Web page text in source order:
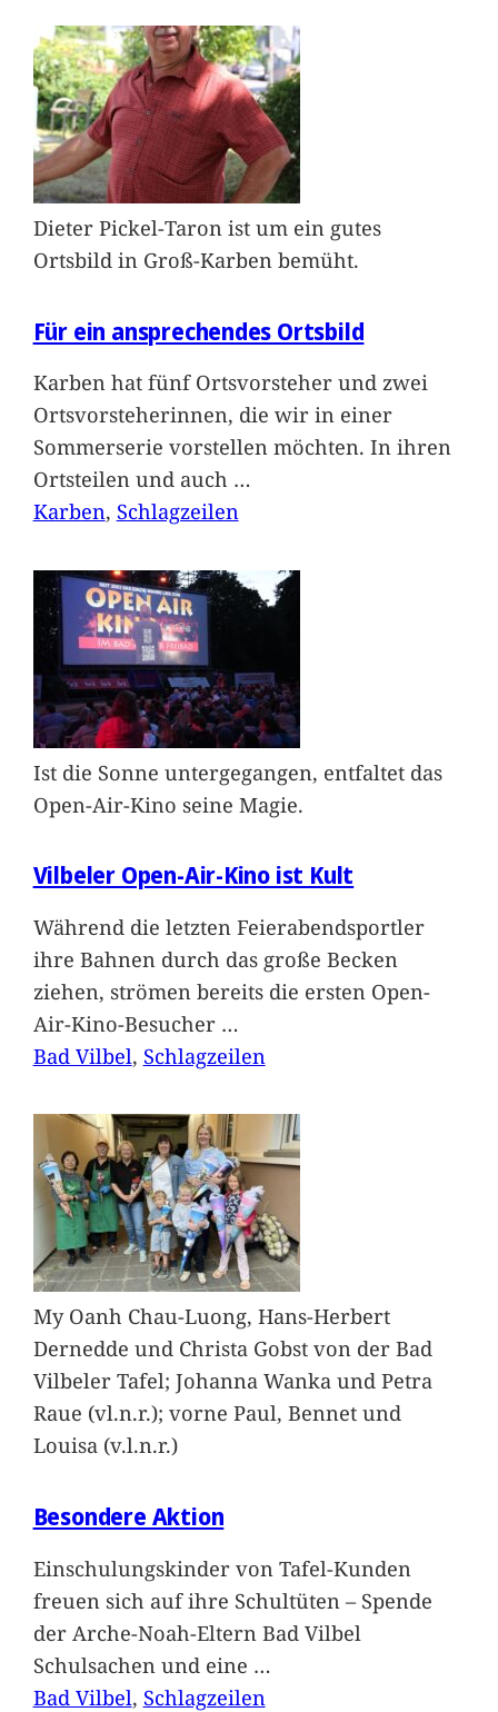
Dieter Pickel-Taron ist um ein gutes
Ortsbild in Groß-Karben bemüht.
Für ein ansprechendes Ortsbild
Karben hat fünf Ortsvorsteher und zwei
Ortsvorsteherinnen, die wir in einer
Sommerserie vorstellen möchten. In ihren
Ortsteilen und auch …
Karben, Schlagzeilen
Ist die Sonne untergegangen, entfaltet das
Open-Air-Kino seine Magie.
Vilbeler Open-Air-Kino ist Kult
Während die letzten Feierabendsportler
ihre Bahnen durch das große Becken
ziehen, strömen bereits die ersten Open-
Air-Kino-Besucher …
Bad Vilbel, Schlagzeilen
My Oanh Chau-Luong, Hans-Herbert
Dernedde und Christa Gobst von der Bad
Vilbeler Tafel; Johanna Wanka und Petra
Raue (vl.n.r.); vorne Paul, Bennet und
Louisa (v.l.n.r.)
Besondere Aktion
Einschulungskinder von Tafel-Kunden
freuen sich auf ihre Schultüten – Spende
der Arche-Noah-Eltern Bad Vilbel
Schulsachen und eine …
Bad Vilbel, Schlagzeilen